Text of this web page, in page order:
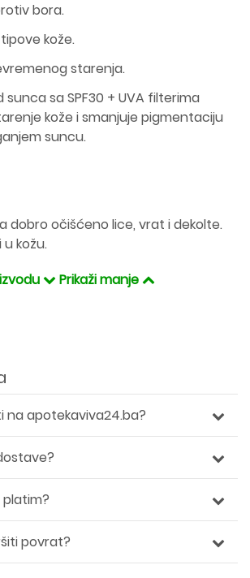
bora.
kože.
starenja.
sa SPF30 + UVA filterima
kože i smanjuje pigmentaciju
suncu.
dobro očišćeno lice, vrat i dekolte.
kožu.
Prikaži manje
na apotekaviva24.ba?
platim?
povrat?